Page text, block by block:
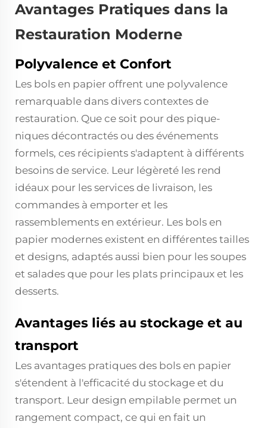
Avantages Pratiques dans la
Restauration Moderne
Polyvalence et Confort
Les bols en papier offrent une polyvalence
remarquable dans divers contextes de
restauration. Que ce soit pour des pique-
niques décontractés ou des événements
formels, ces récipients s'adaptent à différents
besoins de service. Leur légèreté les rend
idéaux pour les services de livraison, les
commandes à emporter et les
rassemblements en extérieur. Les bols en
papier modernes existent en différentes tailles
et designs, adaptés aussi bien pour les soupes
et salades que pour les plats principaux et les
desserts.
Avantages liés au stockage et au
transport
Les avantages pratiques des bols en papier
s'étendent à l'efficacité du stockage et du
transport. Leur design empilable permet un
rangement compact, ce qui en fait un